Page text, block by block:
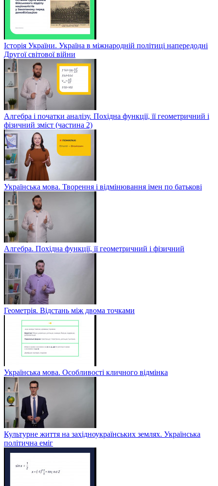
Історія України. Україна в міжнародній політиці напередодні
Другої світової війни
Алгебра і початки аналізу. Похідна функції, її геометричний і
фізичний зміст (частина 2)
Українська мова. Творення і відмінювання імен по батькові
Алгебра. Похідна функції, її геометричний і фізичний
Геометрія. Відстань між двома точками
Українська мова. Особливості кличного відмінка
Культурне життя на західноукраїнських землях. Українська
політична еміг